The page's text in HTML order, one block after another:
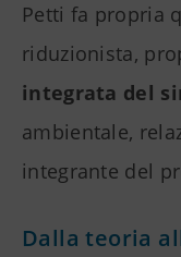
Petti fa propria
riduzionista,
integrata del
ambientale,
integrante del
Dalla teoria